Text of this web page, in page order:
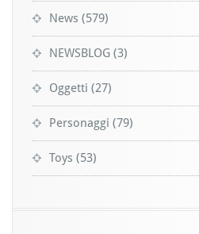
News (579)
NEWSBLOG (3)
Oggetti (27)
Personaggi (79)
Toys (53)